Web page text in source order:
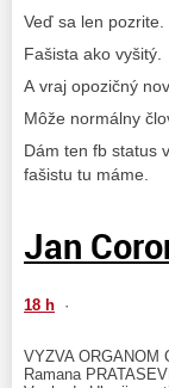
Veď sa len
Fašista ako vyšitý.
A vraj opozičný
Môže normálny
Dám ten fb status
fašistu tu máme.
Jan
18 h ·
VYZVA ORGANOM
Ramana